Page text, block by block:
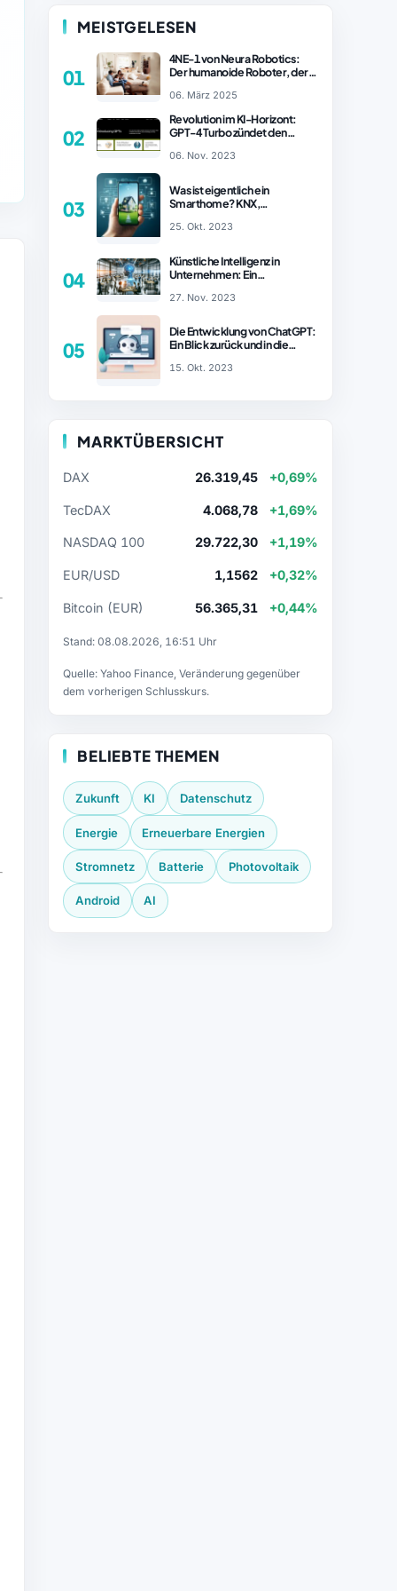
MEISTGELESEN
01
4NE-1 von Neura Robotics:
Der humanoide Roboter, der
revolutionieren könnte
06. März 2025
02
Revolution im KI-Horizont:
GPT-4 Turbo zündet den
– ChatGPT Revolution!
06. Nov. 2023
03
Was ist eigentlich ein
Smarthome? KNX,
Vergleich
25. Okt. 2023
04
Künstliche Intelligenz in
Unternehmen: Ein
27. Nov. 2023
05
Die Entwicklung von ChatGPT:
Ein Blick zurück und in die
15. Okt. 2023
MARKTÜBERSICHT
DAX 26.319,45 +0,69%
TecDAX 4.068,78 +1,69%
NASDAQ 100 29.722,30 +1,19%
EUR/USD 1,1562 +0,32%
Bitcoin (EUR) 56.365,31 +0,44%
Stand: 08.08.2026, 16:51 Uhr
Quelle: Yahoo Finance, Veränderung gegenüber
dem vorherigen Schlusskurs.
BELIEBTE THEMEN
Zukunft KI Datenschutz
Energie Erneuerbare Energien
Stromnetz Batterie Photovoltaik
Android AI